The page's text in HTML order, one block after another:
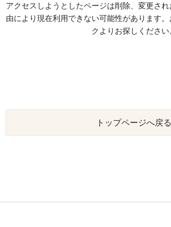
アクセスしようとしたページは削除、変更さ
由により現在利用できない可能性があります
クよりお探しください
トップページへ戻る